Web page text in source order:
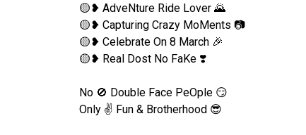
🟡❥ AdveNture Ride Lover 🌄
🟡❥ Capturing Crazy MoMents 📷
🟡❥ Celebrate On 8 March 🎉
🟡❥ Real Dost No FaKe ❣️
No 🚫 Double Face PeOple 😏
Only ✌️ Fun & Brotherhood 😎